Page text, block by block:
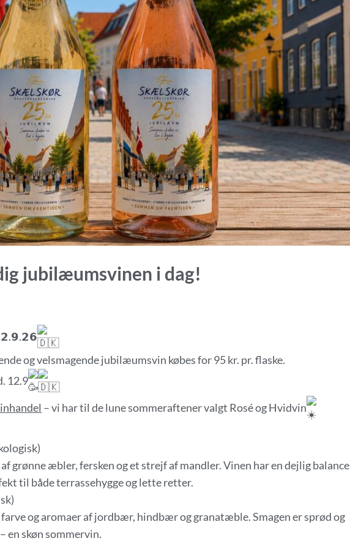
jubilæumsvinen i dag!
og velsmagende jubilæumsvin købes for 95 kr. pr. flaske.
12.9
– vi har til de lune sommeraftener valgt Rosé og Hvidvin
grønne æbler, fersken og et strejf af mandler. Vinen har en dejlig balance
til både terrassehygge og lette retter.
og aromaer af jordbær, hindbær og granatæble. Smagen er sprød og
en skøn sommervin.